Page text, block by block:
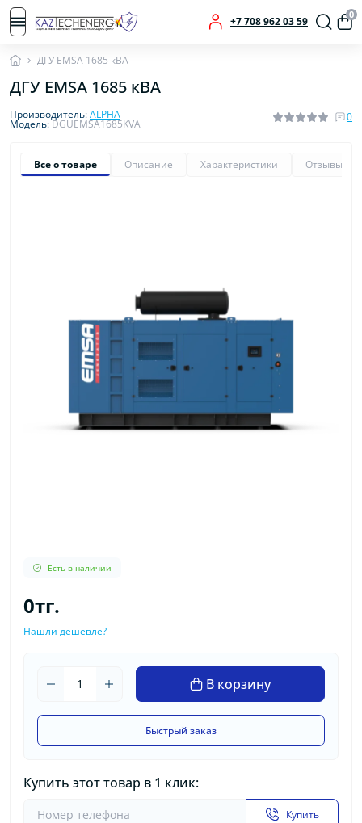
+7 708 962 03 59
0
ДГУ EMSA 1685 кВА
ДГУ EMSA 1685 кВА
Производитель:ALPHA
Модель:DGUEMSA1685KVA
0
Все о товаре Описание Характеристики Отзывы
Есть в наличии
0тг.
Нашли дешевле?
В корзину
Быстрый заказ
Купить этот товар в 1 клик:
Купить